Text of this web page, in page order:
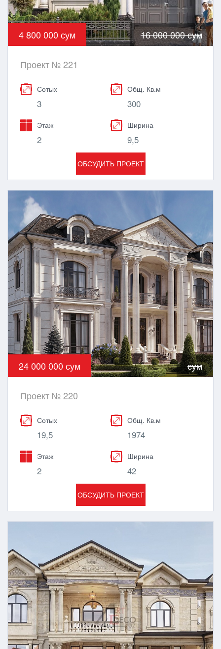
4 800 000 сум 16 000 000 сум
Проект № 221
Сотых
3
Общ. Кв.м
300
Этаж
2
Ширина
9,5
ОБСУДИТЬ ПРОЕКТ
24 000 000 сум сум
Проект № 220
Сотых
19,5
Общ. Кв.м
1974
Этаж
2
Ширина
42
ОБСУДИТЬ ПРОЕКТ